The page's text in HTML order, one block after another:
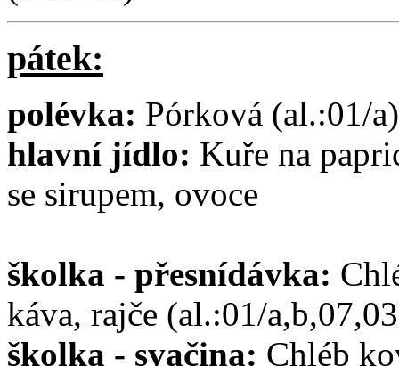
pátek:
polévka: Pórková (al.:01/a)
hlavní jídlo: Kuře na
se sirupem, ovoce
školka - přesnídávka:
káva, rajče (al.:01/
školka - svačina: Chléb